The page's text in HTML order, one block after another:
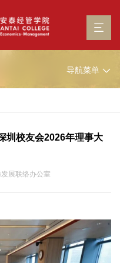
导航菜单
圳校友会2026年理事大
展联络办公室